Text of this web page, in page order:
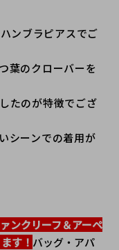
ンブラピアスでご
葉のクローバーを
たのが特徴でござ
シーンでの着用が
ンクリーフ＆アーペ
す！ バッグ・アパ